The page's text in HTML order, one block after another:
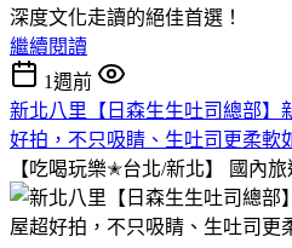
深度文化走讀的絕佳首選！
繼續閱讀
1週前
新北八里【日森生生吐司總部】
好拍，不只吸睛、生吐司更柔軟
【吃喝玩樂✭台北/新北】
國內旅